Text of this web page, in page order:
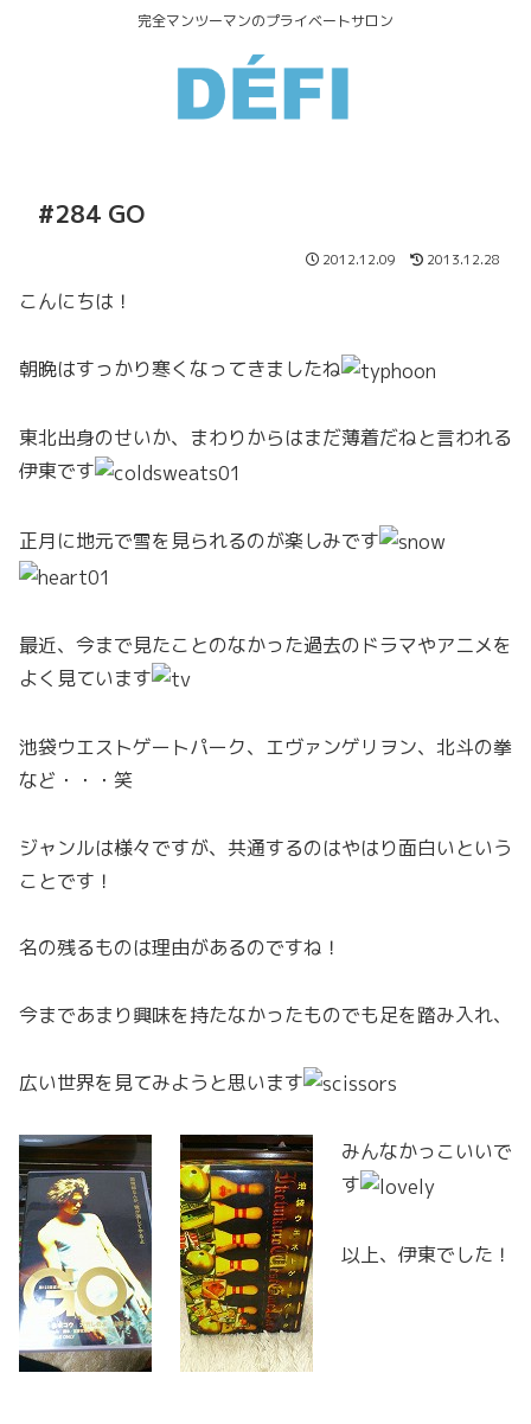
完全マンツーマンのプライベートサロン
#284 GO
2012.12.09 2013.12.28
こんにちは！
朝晩はすっかり寒くなってきましたね
東北出身のせいか、まわりからはまだ薄着だねと言われる
伊東です
正月に地元で雪を見られるのが楽しみです
最近、今まで見たことのなかった過去のドラマやアニメを
よく見ています
池袋ウエストゲートパーク、エヴァンゲリヲン、北斗の拳
など・・・笑
ジャンルは様々ですが、共通するのはやはり面白いという
ことです！
名の残るものは理由があるのですね！
今まであまり興味を持たなかったものでも足を踏み入れ、
広い世界を見てみようと思います
みんなかっこいいで
す
以上、伊東でした！